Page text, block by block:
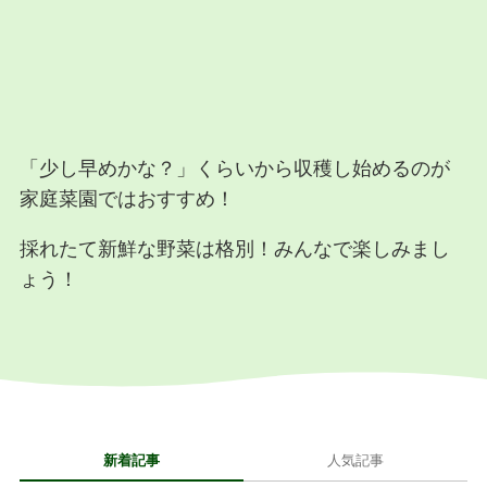
「少し早めかな？」くらいから収穫し始めるのが
家庭菜園ではおすすめ！
採れたて新鮮な野菜は格別！みんなで楽しみまし
ょう！
新着記事 人気記事